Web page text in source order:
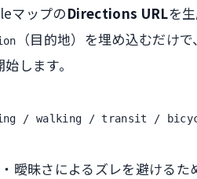
マップのDirections URLを
（目的地）を埋め込むだけで、
します。
/ walking / transit /
曖昧さによるズレを避けるた